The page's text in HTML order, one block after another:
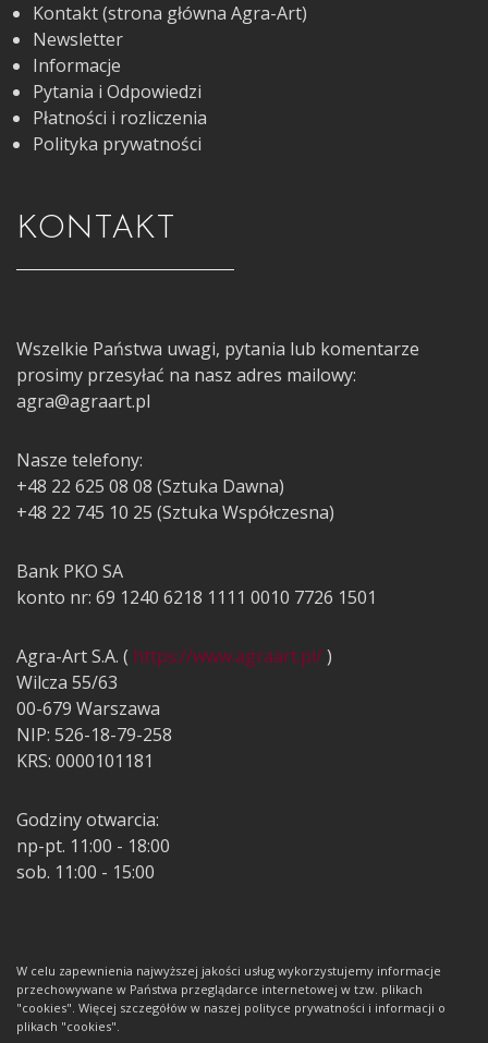
Kontakt (strona główna Agra-Art)
Newsletter
Informacje
Pytania i Odpowiedzi
Płatności i rozliczenia
Polityka prywatności
KONTAKT
Wszelkie Państwa uwagi, pytania lub komentarze
prosimy przesyłać na nasz adres mailowy:
agra@agraart.pl
Nasze telefony:
+48 22 625 08 08 (Sztuka Dawna)
+48 22 745 10 25 (Sztuka Współczesna)
Bank PKO SA
konto nr: 69 1240 6218 1111 0010 7726 1501
Agra-Art S.A. ( https://www.agraart.pl/)
Wilcza 55/63
00-679 Warszawa
NIP: 526-18-79-258
KRS: 0000101181
Godziny otwarcia:
np-pt. 11:00 - 18:00
sob. 11:00 - 15:00
W celu zapewnienia najwyższej jakości usług wykorzystujemy informacje
przechowywane w Państwa przeglądarce internetowej w tzw. plikach
"cookies". Więcej szczegółów w naszej polityce prywatności i informacji o
plikach "cookies".